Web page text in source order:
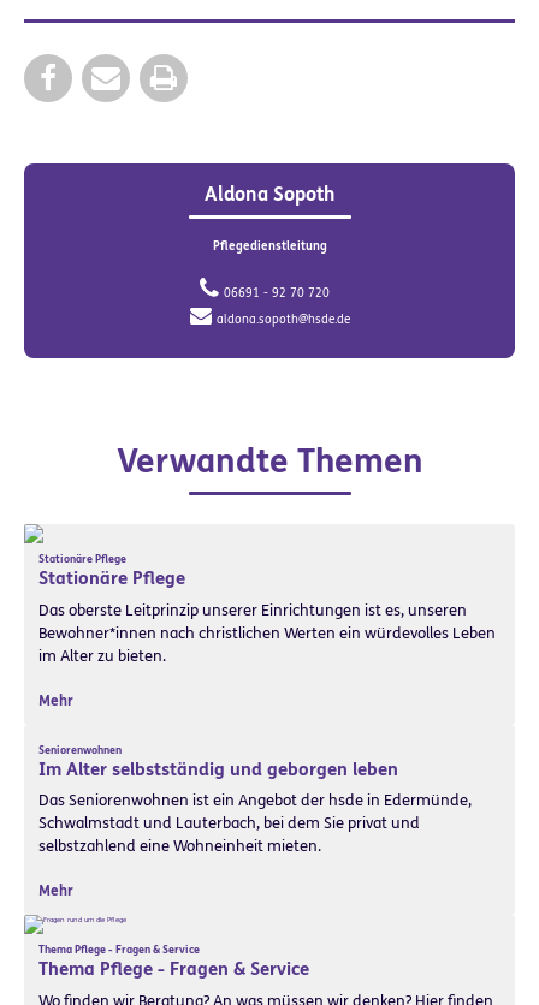
Aldona Sopoth
Pflegedienstleitung
06691 - 92 70 720
aldona.sopoth@hsde.de
Verwandte Themen
Stationäre Pflege
Stationäre Pflege
Das oberste Leitprinzip unserer Einrichtungen ist es, unseren
Bewohner*innen nach christlichen Werten ein würdevolles Leben
im Alter zu bieten.
Mehr
Seniorenwohnen
Im Alter selbstständig und geborgen leben
Das Seniorenwohnen ist ein Angebot der hsde in Edermünde,
Schwalmstadt und Lauterbach, bei dem Sie privat und
selbstzahlend eine Wohneinheit mieten.
Mehr
Thema Pflege - Fragen & Service
Thema Pflege - Fragen & Service
Wo finden wir Beratung? An was müssen wir denken? Hier finden